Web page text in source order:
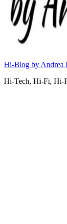
Hi-Blog by Andrea
Hi-Tech, Hi-Fi, Hi-